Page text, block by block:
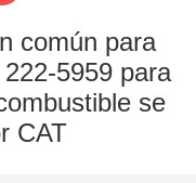
común para
5959 para
se
CAT